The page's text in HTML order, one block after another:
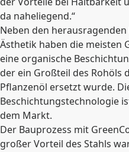
da naheliegend.“
Neben den
Ästhetik haben die meisten
eine organische
der ein Großteil des Rohöls
Pflanzenöl ersetzt wurde.
Beschichtungstechnologie
dem Markt.
Der Bauprozess mit
großer Vorteil des Stahls